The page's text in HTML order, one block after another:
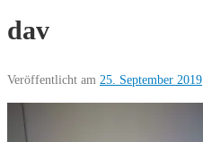
dav
Veröffentlicht am 25. September 2019